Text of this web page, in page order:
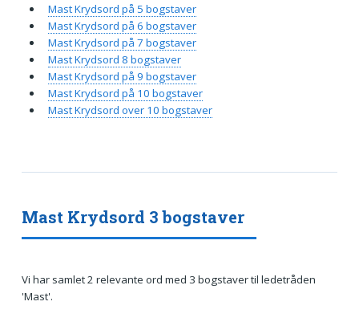
Mast Krydsord 3 bogstaver
Vi har samlet 2 relevante ord med 3 bogstaver til ledetråden
'Mast'.
Mast Krydsord på 5 bogstaver
Mast Krydsord på 6 bogstaver
Mast Krydsord på 7 bogstaver
Mast Krydsord 8 bogstaver
Mast Krydsord på 9 bogstaver
Mast Krydsord på 10 bogstaver
Mast Krydsord over 10 bogstaver